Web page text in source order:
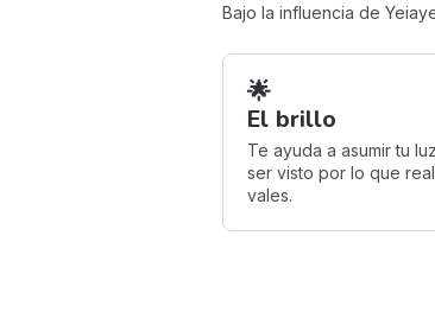
Bajo la influencia de
🌟
El brillo
Te ayuda a asumir tu
ser visto por lo que
vales.